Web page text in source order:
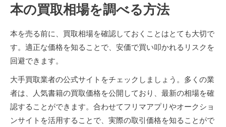
本の買取相場を調べる方法
本を売る前に、買取相場を確認しておくことはとても大切で
す。適正な価格を知ることで、安価で買い叩かれるリスクを
回避できます。
大手買取業者の公式サイトをチェックしましょう。多くの業
者は、人気書籍の買取価格を公開しており、最新の相場を確
認することができます。合わせてフリマアプリやオークショ
ンサイトを活用することで、実際の取引価格を知ることがで